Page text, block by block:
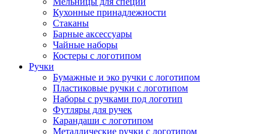
Кухонные принадлежности
Стаканы
Барные аксессуары
Чайные наборы
Костеры с логотипом
Ручки
Бумажные и эко ручки с логотипом
Пластиковые ручки с логотипом
Наборы с ручками под логотип
Футляры для ручек
Карандаши с логотипом
Металлические ручки с логотипом